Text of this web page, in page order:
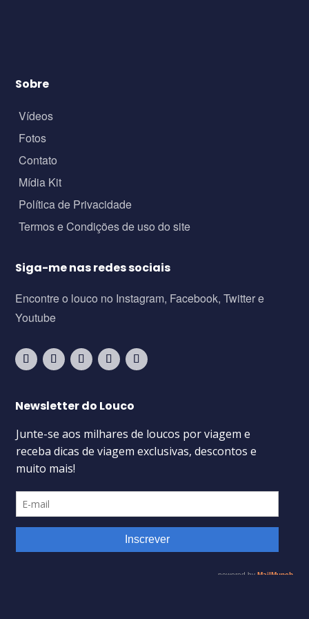
Sobre
Vídeos
Fotos
Contato
Mídia Kit
Política de Privacidade
Termos e Condições de uso do site
Siga-me nas redes sociais
Encontre o louco no Instagram, Facebook, Twitter e
Youtube
Newsletter do Louco